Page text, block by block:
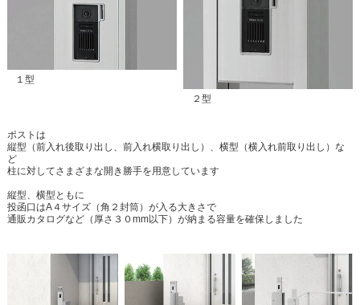
１型
２型
ポストは
縦型（前入れ後取り出し、前入れ横取り出し）、横型（横入れ前取り出し）な
ど
柱に対してさまざまな開き勝手を用意しています
縦型、横型ともに
投函口はA４サイズ（角２封筒）が入る大きさで
通販カタログなど（厚さ３０mm以下）が納まる容量を確保しました